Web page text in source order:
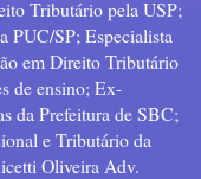
Tributário pela USP;
PUC/SP; Especialista
em Direito Tributário
de ensino; Ex-
da Prefeitura de SBC;
e Tributário da
Oliveira Adv.